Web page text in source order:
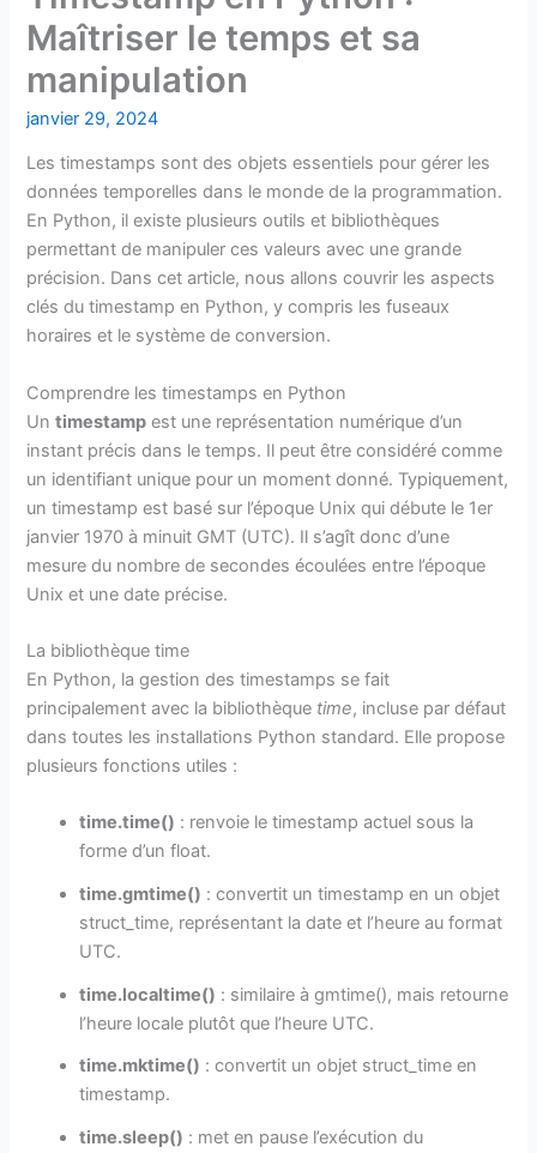
Maîtriser le temps et sa
manipulation
janvier 29, 2024
Les timestamps sont des objets essentiels pour gérer les
données temporelles dans le monde de la programmation.
En Python, il existe plusieurs outils et bibliothèques
permettant de manipuler ces valeurs avec une grande
précision. Dans cet article, nous allons couvrir les aspects
clés du timestamp en Python, y compris les fuseaux
horaires et le système de conversion.
Comprendre les timestamps en Python
Untimestamp est une représentation numérique d’un
instant précis dans le temps. Il peut être considéré comme
un identifiant unique pour un moment donné. Typiquement,
un timestamp est basé sur l’époque Unix qui débute le 1er
janvier 1970 à minuit GMT (UTC). Il s’agît donc d’une
mesure du nombre de secondes écoulées entre l’époque
Unix et une date précise.
La bibliothèque time
En Python, la gestion des timestamps se fait
principalement avec la bibliothèque time, incluse par défaut
dans toutes les installations Python standard. Elle propose
plusieurs fonctions utiles :
time.time() : renvoie le timestamp actuel sous la
forme d’un float.
time.gmtime() : convertit un timestamp en un objet
struct_time, représentant la date et l’heure au format
UTC.
time.localtime() : similaire à gmtime(), mais retourne
l’heure locale plutôt que l’heure UTC.
time.mktime() : convertit un objet struct_time en
timestamp.
time.sleep() : met en pause l’exécution du